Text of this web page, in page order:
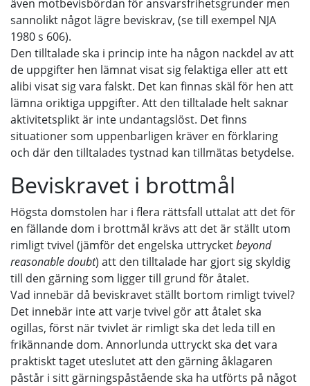
även motbevisbördan för ansvarsfrihetsgrunder men
sannolikt något lägre beviskrav, (se till exempel NJA
1980 s 606).
Den tilltalade ska i princip inte ha någon nackdel av att
de uppgifter hen lämnat visat sig felaktiga eller att ett
alibi visat sig vara falskt. Det kan finnas skäl för hen att
lämna oriktiga uppgifter. Att den tilltalade helt saknar
aktivitetsplikt är inte undantagslöst. Det finns
situationer som uppenbarligen kräver en förklaring
och där den tilltalades tystnad kan tillmätas betydelse.
Beviskravet i brottmål
Högsta domstolen har i flera rättsfall uttalat att det för
en fällande dom i brottmål krävs att det är ställt utom
rimligt tvivel (jämför det engelska uttrycketbeyond
reasonable doubt) att den tilltalade har gjort sig skyldig
till den gärning som ligger till grund för åtalet.
Vad innebär då beviskravet ställt bortom rimligt tvivel?
Det innebär inte att varje tvivel gör att åtalet ska
ogillas, först när tvivlet är rimligt ska det leda till en
frikännande dom. Annorlunda uttryckt ska det vara
praktiskt taget uteslutet att den gärning åklagaren
påstår i sitt gärningspåstående ska ha utförts på något